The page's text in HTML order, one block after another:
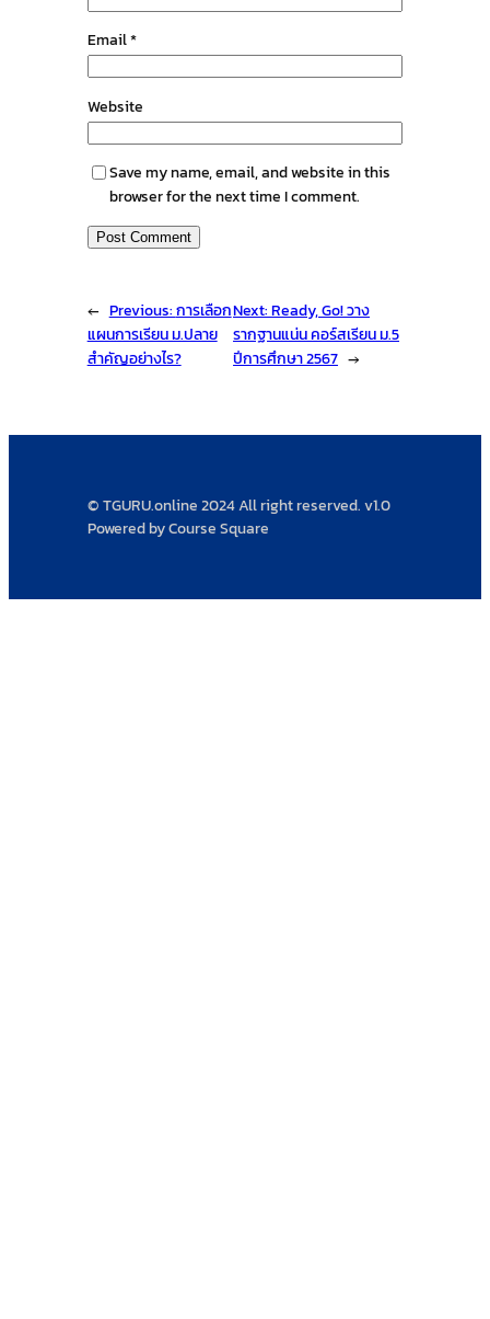
Email*
Website
Save my name, email, and website in this
browser for the next time I comment.
← Previous:การเลือก
แผนการเรียน ม.ปลาย
สำคัญอย่างไร?
Next:Ready, Go! วาง
รากฐานแน่น คอร์สเรียน ม.5
ปีการศึกษา 2567 →
© TGURU.online 2024 All right reserved. v1.0
Powered by Course Square